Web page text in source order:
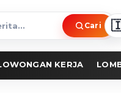
Cari
KERJA